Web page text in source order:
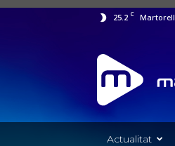
25.2 C Martorell
Web
de
notícies
l'Ajuntament
de
Actualitat